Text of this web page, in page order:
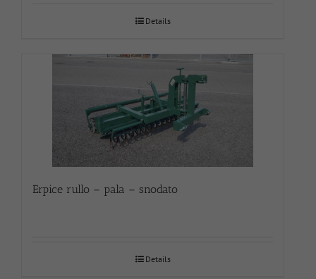
Details
Erpice rullo – pala – snodato
Details